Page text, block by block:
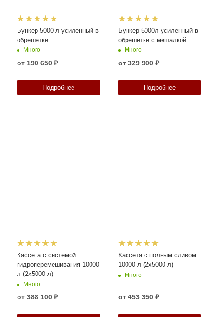
Бункер 5000 л усиленный в
обрешетке
Много
от 190 650 ₽
Подробнее
Бункер 5000л усиленный в
обрешетке с мешалкой
Много
от 329 900 ₽
Подробнее
Кассета с системой
гидроперемешивания 10000
л (2х5000 л)
Много
от 388 100 ₽
Кассета с полным сливом
10000 л (2х5000 л)
Много
от 453 350 ₽